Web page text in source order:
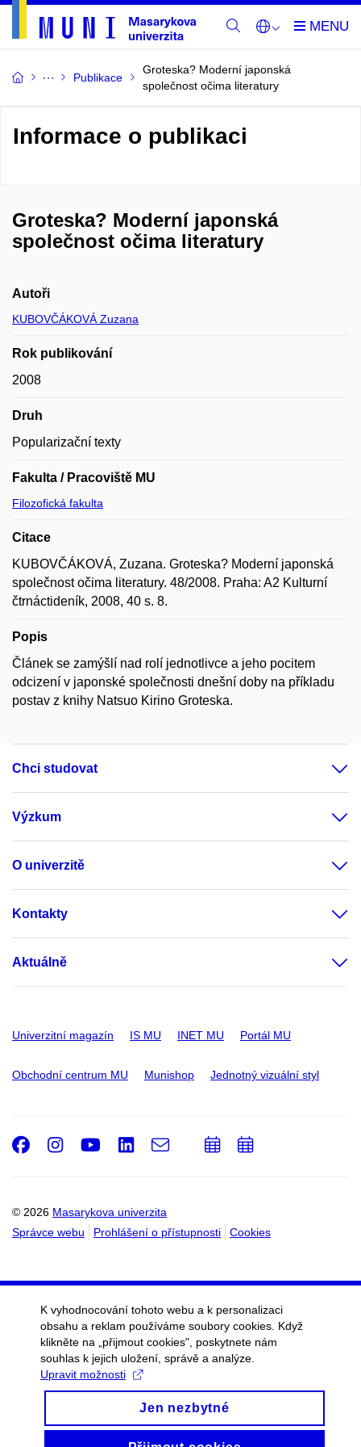
Publikace
Groteska? Moderní japonská
společnost očima literatury
Informace o publikaci
Groteska? Moderní japonská
společnost očima literatury
Autoři
KUBOVČÁKOVÁ Zuzana
Rok publikování
2008
Druh
Popularizační texty
Fakulta / Pracoviště MU
Filozofická fakulta
Citace
KUBOVČÁKOVÁ, Zuzana. Groteska? Moderní japonská
společnost očima literatury. 48/2008. Praha: A2 Kulturní
čtrnáctideník, 2008, 40 s. 8.
Popis
Článek se zamýšlí nad rolí jednotlivce a jeho pocitem
odcizení v japonské společnosti dnešní doby na příkladu
postav z knihy Natsuo Kirino Groteska.
Chci studovat
Výzkum
O univerzitě
Kontakty
Aktuálně
Univerzitní magazín IS MU INET MU Portál MU
Obchodní centrum MU Munishop Jednotný vizuální styl
© 2026 Masarykova univerzita
Správce webu
Prohlášení o přístupnosti Cookies
Facebook
Instagram
Youtube
LinkedIn
e-
PřidatPřidat
K vyhodnocování tohoto webu a k personalizaci
obsahu a reklam používáme soubory cookies. Když
klikněte na „přijmout cookies", poskytnete nám
souhlas k jejich uložení, správě a analýze.
Upravit možnosti
Jen nezbytné